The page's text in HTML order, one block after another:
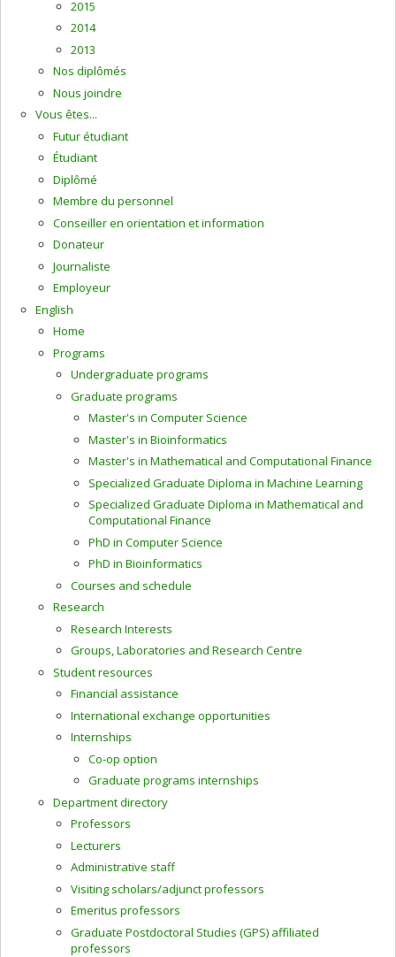
2015
2014
2013
Nos diplômés
Nous joindre
Vous êtes...
Futur étudiant
Étudiant
Diplômé
Membre du personnel
Conseiller en orientation et information
Donateur
Journaliste
Employeur
English
Home
Programs
Undergraduate programs
Graduate programs
Master's in Computer Science
Master's in Bioinformatics
Master's in Mathematical and Computational Finance
Specialized Graduate Diploma in Machine Learning
Specialized Graduate Diploma in Mathematical and
Computational Finance
PhD in Computer Science
PhD in Bioinformatics
Courses and schedule
Research
Research Interests
Groups, Laboratories and Research Centre
Student resources
Financial assistance
International exchange opportunities
Internships
Co-op option
Graduate programs internships
Department directory
Professors
Lecturers
Administrative staff
Visiting scholars/adjunct professors
Emeritus professors
Graduate Postdoctoral Studies (GPS) affiliated
professors